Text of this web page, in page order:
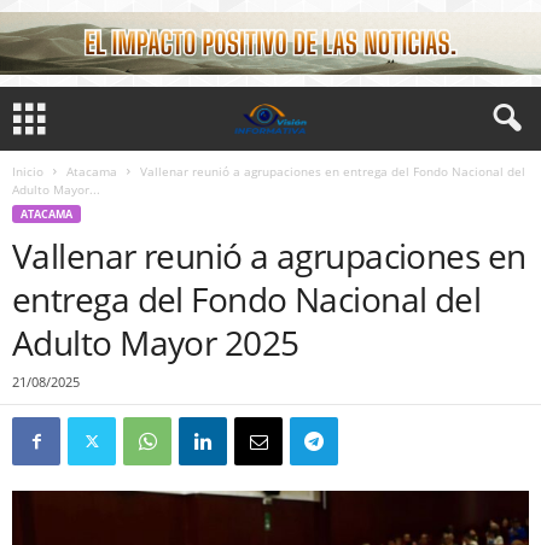
Inicio Atacama
Vallenar reunió a agrupaciones en entrega del Fondo Nacional del
Adulto Mayor...
ATACAMA
Vallenar reunió a agrupaciones en
entrega del Fondo Nacional del
Adulto Mayor 2025
21/08/2025